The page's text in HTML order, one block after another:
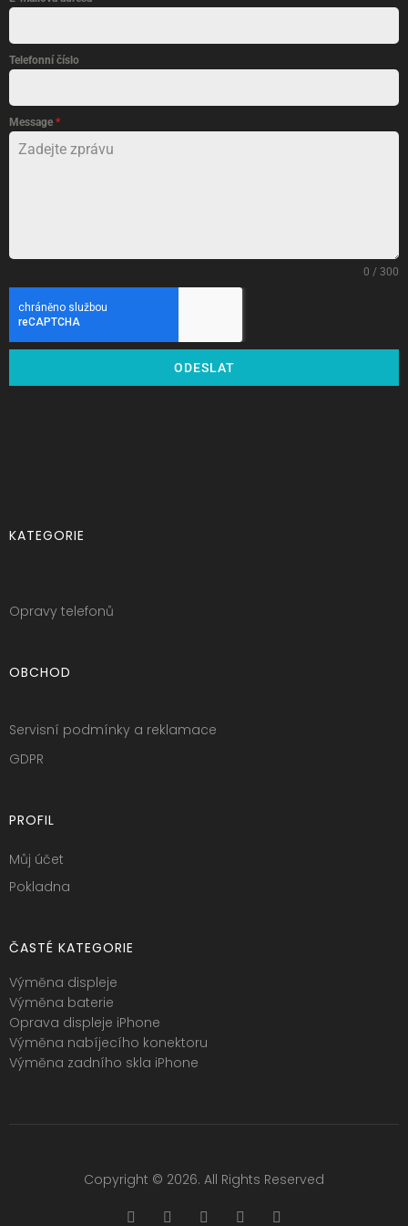
Telefonní číslo
Message *
0 / 300
ODESLAT
KATEGORIE
Opravy telefonů
OBCHOD
Servisní podmínky a reklamace
GDPR
PROFIL
Můj účet
Pokladna
ČASTÉ KATEGORIE
Výměna displeje
Výměna baterie
Oprava displeje iPhone
Výměna nabíjecího konektoru
Výměna zadního skla iPhone
Copyright © 2026. All Rights Reserved